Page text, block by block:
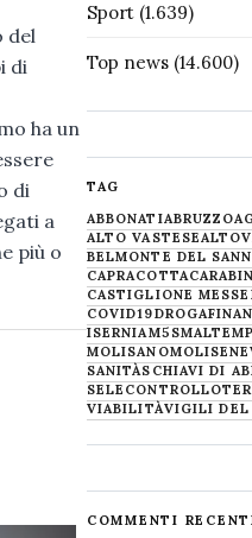
del
di
ha un
di
a
più o
Sport(1.639)
Top news(14.600)
TAG
ABBONATIABRUZZO
ALTO VASTESE
BELMONTE DEL
CAPRACOTTA
CASTIGLIONE
COVID19DROGA
ISERNIAM5S
MOLISANOMOLISE
SANITÀSCHIAVI DI
SELECONTROLLO
VIABILITÀVIGILI DEL
COMMENTI